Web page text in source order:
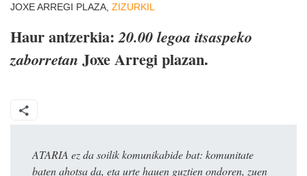
JOXE ARREGI PLAZA, ZIZURKIL
Haur antzerkia:20.00 legoa itsaspeko
zaborretan Joxe Arregi plazan.
ATARIA ez da soilik komunikabide bat: komunitate
baten ahotsa da, eta urte hauen guztien ondoren, zuen